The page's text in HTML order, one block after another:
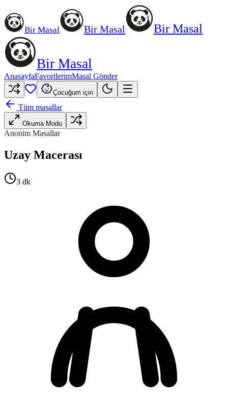
Bir Masal Bir Masal Bir Masal
Bir Masal
AnasayfaFavorilerimMasal Gönder
Çocuğum için
Tüm masallar
Okuma Modu
Anonim Masallar
Uzay Macerası
3 dk